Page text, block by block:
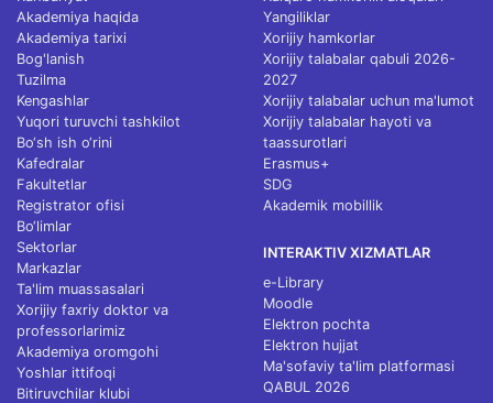
Akademiya haqida
Akademiya tarixi
Bog'lanish
Tuzilma
Kengashlar
Yuqori turuvchi tashkilot
Bo‘sh ish o‘rini
Kafedralar
Fakultetlar
Registrator ofisi
Bo‘limlar
Sektorlar
Markazlar
Ta'lim muassasalari
Xorijiy faxriy doktor va
professorlarimiz
Akademiya oromgohi
Yoshlar ittifoqi
Bitiruvchilar klubi
Yangiliklar
Xorijiy hamkorlar
Xorijiy talabalar qabuli 2026-
2027
Xorijiy talabalar uchun ma'lumot
Xorijiy talabalar hayoti va
taassurotlari
Erasmus+
SDG
Akademik mobillik
INTERAKTIV XIZMATLAR
e-Library
Moodle
Elektron pochta
Elektron hujjat
Ma'sofaviy ta'lim platformasi
QABUL 2026